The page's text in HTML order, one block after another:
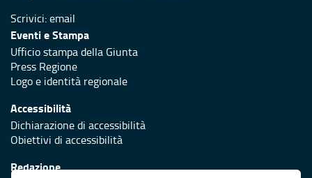
Scrivici:email
Eventi e Stampa
Ufficio stampa della Giunta
Press Regione
Logo e identità regionale
Accessibilità
Dichiarazione di accessibilità
Obiettivi di accessibilità
Redazione